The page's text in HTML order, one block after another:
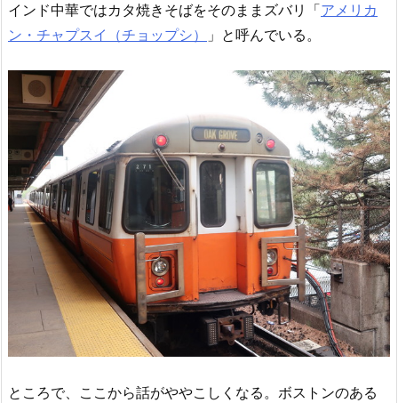
インド中華ではカタ焼きそばをそのままズバリ「アメリカ
ン・チャプスイ（チョップシ）
」と呼んでいる。
ところで、ここから話がややこしくなる。ボストンのある